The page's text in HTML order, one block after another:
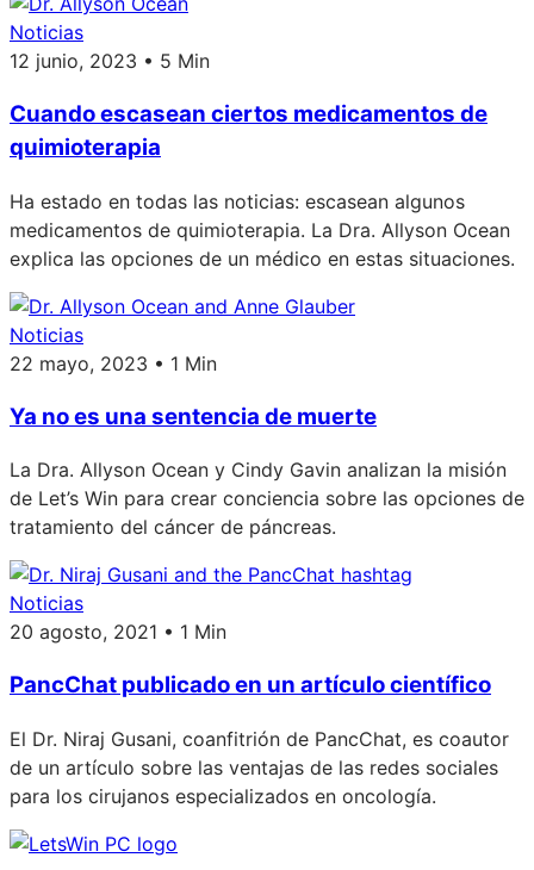
Noticias
12 junio, 2023 • 5 Min
Cuando escasean ciertos medicamentos de
quimioterapia
Ha estado en todas las noticias: escasean algunos
medicamentos de quimioterapia. La Dra. Allyson Ocean
explica las opciones de un médico en estas situaciones.
Noticias
22 mayo, 2023 • 1 Min
Ya no es una sentencia de muerte
La Dra. Allyson Ocean y Cindy Gavin analizan la misión
de Let’s Win para crear conciencia sobre las opciones de
tratamiento del cáncer de páncreas.
Noticias
20 agosto, 2021 • 1 Min
PancChat publicado en un artículo científico
El Dr. Niraj Gusani, coanfitrión de PancChat, es coautor
de un artículo sobre las ventajas de las redes sociales
para los cirujanos especializados en oncología.